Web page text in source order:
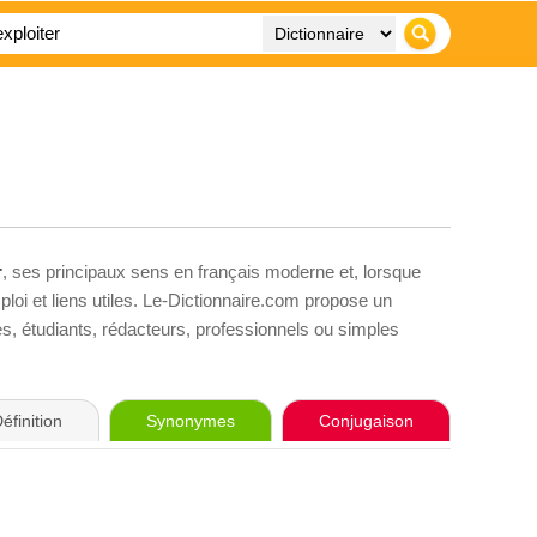
, ses principaux sens en français moderne et, lorsque
et liens utiles. Le-Dictionnaire.com propose un
étudiants, rédacteurs, professionnels ou simples
Synonymes Conjugaison